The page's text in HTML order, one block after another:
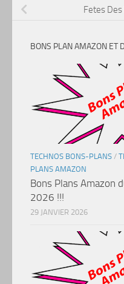
Fetes
BONS PLAN AMAZON ET
TECHNOS BONS-PLANS /
PLANS AMAZON
Bons Plans Amazon
2026 !!!
29 JANVIER 2026